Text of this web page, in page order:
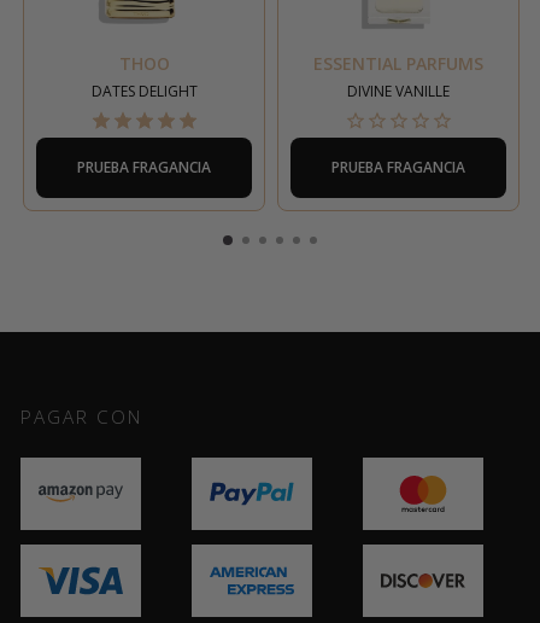
THOO
DATES DELIGHT
PRUEBA FRAGANCIA
ESSENTIAL PARFUMS
DIVINE VANILLE
PRUEBA FRAGANCIA
PAGAR CON